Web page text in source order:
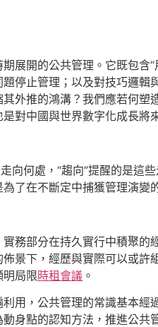
展開的公共管理。它既包含
停止管理；以及對技巧邏
外推的鴻溝？我們應若何
對中國與世界數字化成長將
向何處，“趨向”提醒的是
了在不斷定中捕獲管理演
務部分在持久實行中積聚的
景下，經歷與實際可以或
明局限時租會議 。
用，公共管理的常識基本
身點的認知方法，推進公